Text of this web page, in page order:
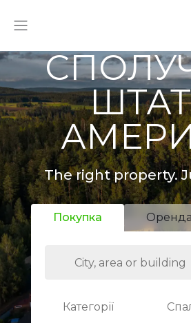
The right property.
Покупка Оренда
Категорії